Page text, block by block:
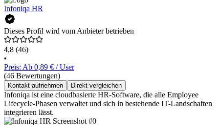
Infoniqa HR
Dieses Profil wird vom Anbieter betrieben
4,8 (46)
•
Preis: Ab 0,89 € / User
(46 Bewertungen)
Kontakt aufnehmen Direkt vergleichen
Infoniqa ist eine cloudbasierte HR-Software, die alle Employee
Lifecycle-Phasen verwaltet und sich in bestehende IT-Landschaften
integrieren lässt.